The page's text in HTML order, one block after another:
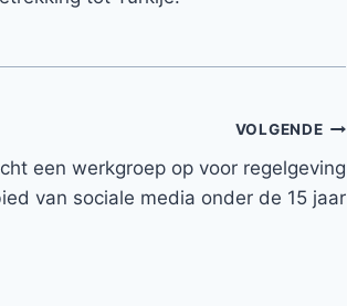
VOLGENDE
een werkgroep op voor regelgeving
van sociale media onder de 15 jaar